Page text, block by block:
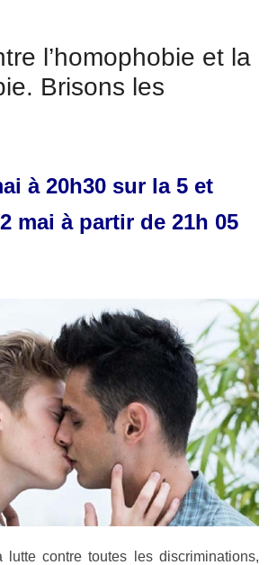
l’homophobie et la
Brisons les
à 20h30 sur la 5 et
mai à partir de 21h 05
lutte contre toutes les discriminations,